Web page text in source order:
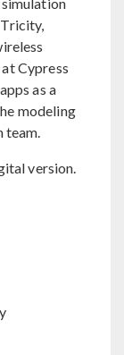
Cypress
as a
modeling
team.
version.